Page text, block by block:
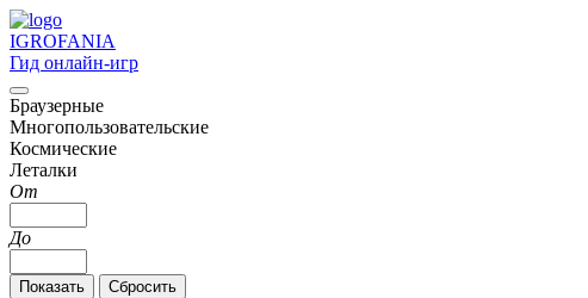
IGROFANIA
Гид онлайн-игр
Браузерные
Многопользовательские
Космические
Леталки
От
До